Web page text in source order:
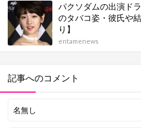
パクソダムの出演ド
のタバコ姿・彼氏や
り】
entamenews
記事へのコメント